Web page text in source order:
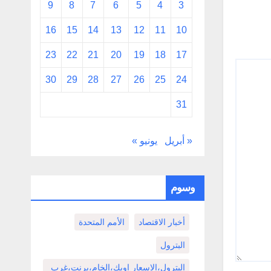
3
4
5
6
7
8
9
10
11
12
13
14
15
16
17
18
19
20
21
22
23
24
25
26
27
28
29
30
31
« أبريل يونيو »
وسوم
أخبار الاقتصاد الأمم المتحدة
البترول
البترول،الاسعار اوبك،الخام،برنت،غرب